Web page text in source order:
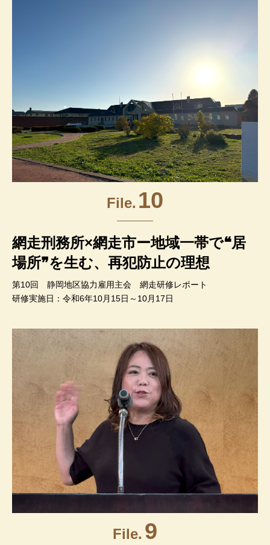
File. 10
網走刑務所×網走市ー地域一帯で❝居
場所❞を生む、再犯防止の理想
第10回 静岡地区協力雇用主会 網走研修レポート
研修実施日：令和6年10月15日～10月17日
File. 9